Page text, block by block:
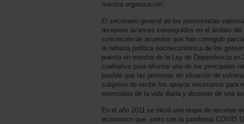
nuestra organización”.
El secretario general de los pensionistas
recientes avances conseguidos en el ámbito
concreción de acuerdos que han corregido
la nefasta política socioeconómica de los
puesta en marcha de la Ley de Dependencia en
cualitativo para afrontar uno de los principales
posible que las personas en situación de
subjetivo de recibir los apoyos necesarios para
esenciales de la vida diaria y disponer de una
En el año 2011 se inició una etapa de recortes
económico que, junto con la pandemia COVID